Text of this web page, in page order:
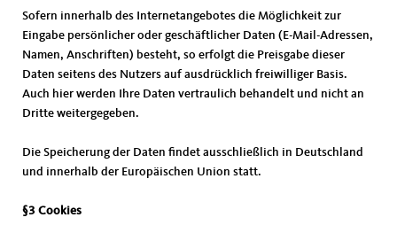
Sofern innerhalb des Internetangebotes die Möglichkeit zur
Eingabe persönlicher oder geschäftlicher Daten (E-Mail-Adressen,
Namen, Anschriften) besteht, so erfolgt die Preisgabe dieser
Daten seitens des Nutzers auf ausdrücklich freiwilliger Basis.
Auch hier werden Ihre Daten vertraulich behandelt und nicht an
Dritte weitergegeben.
Die Speicherung der Daten findet ausschließlich in Deutschland
und innerhalb der Europäischen Union statt.
§3 Cookies